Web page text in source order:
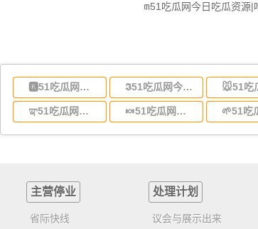
🅺51吃瓜网今日吃瓜资源|吃瓜爆料网|吃瓜网官网|吃瓜入口:东莞到湖北省物流专线,东莞到湖北省物流公司 𝕴51吃瓜网今日吃瓜资源|吃瓜爆料网|吃瓜网官网|吃瓜入口:东莞到河南省物流专线,东莞到河南省物流公司
ಞ51吃瓜网今日吃瓜资源|吃瓜爆料网|吃瓜网官网|吃瓜入口:东莞到云南省物流运输,东莞到云南省物流公司 🍬51吃瓜网今日吃瓜资源|吃瓜爆料网|吃瓜网官网|吃瓜入口:东莞到江西省物流专线,东莞到江西省物流公司
主营停业
省际快线
处理计划
议会与展示出来